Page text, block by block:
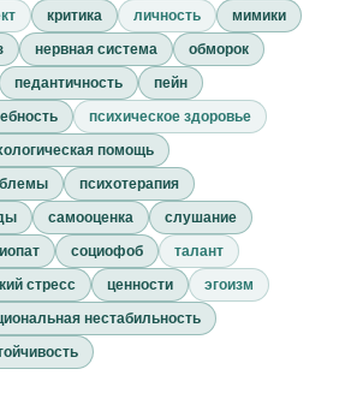
критика личность
мимики
нервная система
обморок
педантичность
пейн
психическое здоровье
помощь
психотерапия
самооценка
слушание
социофоб
талант
стресс ценности
эгоизм
нестабильность